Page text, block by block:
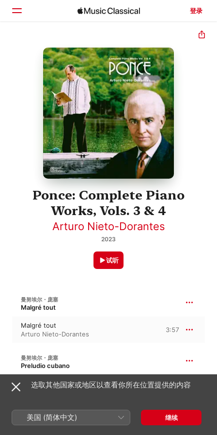
登录
主页
浏览
搜索
Ponce: Complete Piano
Works, Vols. 3 & 4
Arturo Nieto-Dorantes
2023
试听
曼努埃尔・庞塞
Malgré tout
Malgré tout
Arturo Nieto-Dorantes
3:57
曼努埃尔・庞塞
Preludio cubano
Preludio cubano
1:48
曼努埃尔・庞塞
Rapsodia cubana I
选取其他国家或地区以查看你所在位置提供的内容
美国 (简体中文) 继续